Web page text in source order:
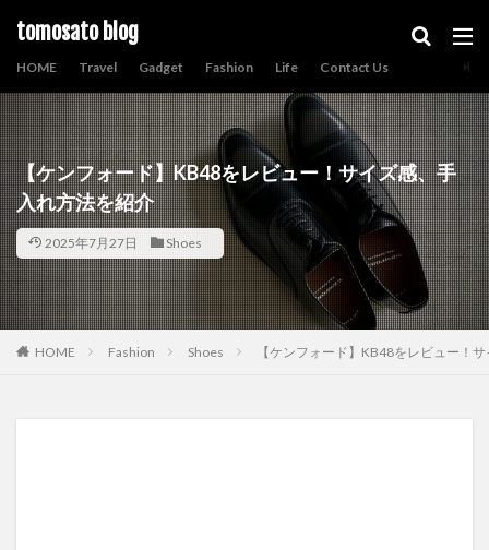
tomosato blog
HOME Travel Gadget Fashion Life Contact Us
【ケンフォード】KB48をレビュー！サイズ感、手
入れ方法を紹介
2025年7月27日 Shoes
HOME Fashion Shoes 【ケンフォード】KB48をレビュー！